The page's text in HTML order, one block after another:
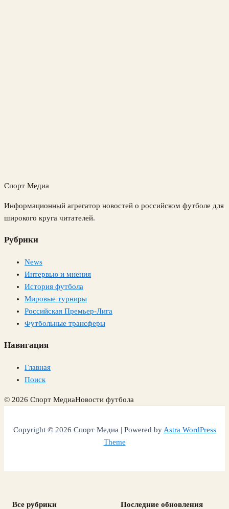
Спорт Медиа
Информационный агрегатор новостей о российском футболе для
широкого круга читателей.
Рубрики
News
Интервью и мнения
История футбола
Мировые турниры
Российская Премьер-Лига
Футбольные трансферы
Навигация
Главная
Поиск
© 2026 Спорт МедиаНовости футбола
Copyright © 2026 Спорт Медиа | Powered byAstra WordPress
Theme
Все рубрики Последние обновления